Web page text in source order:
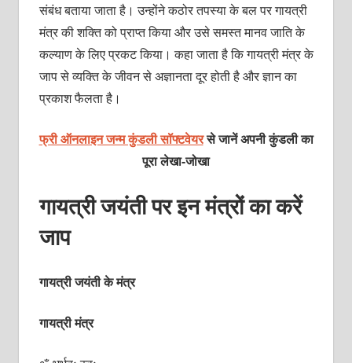
संबंध बताया जाता है। उन्होंने कठोर तपस्या के बल पर गायत्री
मंत्र की शक्ति को प्राप्त किया और उसे समस्त मानव जाति के
कल्याण के लिए प्रकट किया। कहा जाता है कि गायत्री मंत्र के
जाप से व्यक्ति के जीवन से अज्ञानता दूर होती है और ज्ञान का
प्रकाश फैलता है।
फ्री ऑनलाइन जन्म कुंडली सॉफ्टवेयरसे जानें अपनी कुंडली का
पूरा लेखा-जोखा
गायत्री जयंती पर इन मंत्रों का करें
जाप
गायत्री जयंती के मंत्र
गायत्री मंत्र